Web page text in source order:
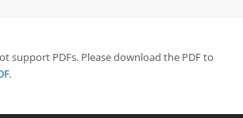
support PDFs. Please download the PDF to
.